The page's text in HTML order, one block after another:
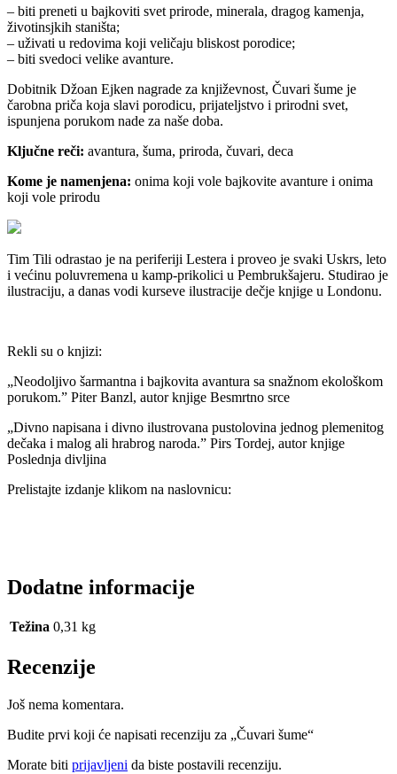
– biti preneti u bajkoviti svet prirode, minerala, dragog kamenja,
životinsjkih staništa;
– uživati u redovima koji veličaju bliskost porodice;
– biti svedoci velike avanture.
Dobitnik Džoan Ejken nagrade za književnost, Čuvari šume je
čarobna priča koja slavi porodicu, prijateljstvo i prirodni svet,
ispunjena porukom nade za naše doba.
Ključne reči: avantura, šuma, priroda, čuvari, deca
Kome je namenjena: onima koji vole bajkovite avanture i onima
koji vole prirodu
Tim Tili odrastao je na periferiji Lestera i proveo je svaki Uskrs, leto
i većinu poluvremena u kamp-prikolici u Pembrukšajeru. Studirao je
ilustraciju, a danas vodi kurseve ilustracije dečje knjige u Londonu.
Rekli su o knjizi:
„Neodoljivo šarmantna i bajkovita avantura sa snažnom ekološkom
porukom.” Piter Banzl, autor knjige Besmrtno srce
„Divno napisana i divno ilustrovana pustolovina jednog plemenitog
dečaka i malog ali hrabrog naroda.” Pirs Tordej, autor knjige
Poslednja divljina
Prelistajte izdanje klikom na naslovnicu:
Dodatne informacije
Težina 0,31 kg
Recenzije
Još nema komentara.
Budite prvi koji će napisati recenziju za „Čuvari šume“
Morate biti prijavljeni da biste postavili recenziju.